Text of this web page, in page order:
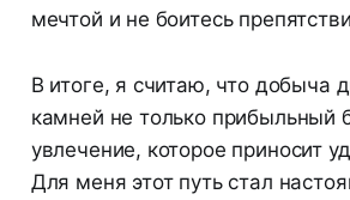
мечтой и не боитесь
В итоге, я считаю, что добыча
камней не только прибыльный
увлечение, которое приносит
Для меня этот путь стал